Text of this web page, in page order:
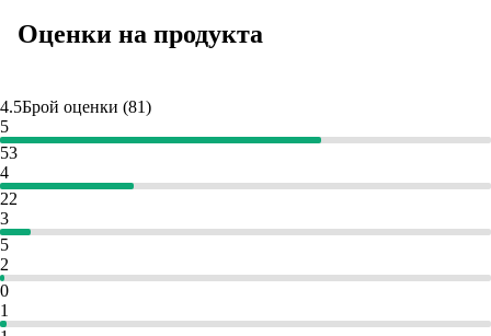
Оценки на продукта
4.5Брой оценки (81)
5
53
4
22
3
5
2
0
1